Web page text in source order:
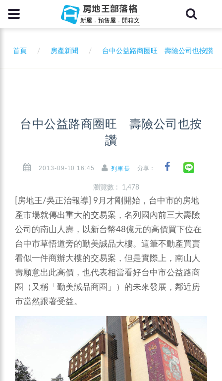
房地王部落格
新屋．預售屋．開箱文
首頁 房產新聞 台中公益路商圈旺 壽險公司也按讚
台中公益路商圈旺 壽險公司也按
讚
2013-09-10 16:45 列車長 分享：
瀏覽數 : 1,478
[房地王/吳正治報導] 9月才剛開始，台中市的房地
產市場就傳出重大的交易案，名列國內前三大壽險
公司的南山人壽，以新台幣48億元的高價買下位在
台中市草悟道旁的勤美誠品大樓。這筆不動產買賣
看似一件商辦大樓的交易案，但是實際上，南山人
壽願意出此高價，也代表相當看好台中市公益路商
圈（又稱「勤美誠品商圈」）的未來發展，鄰近房
市當然跟著受益。